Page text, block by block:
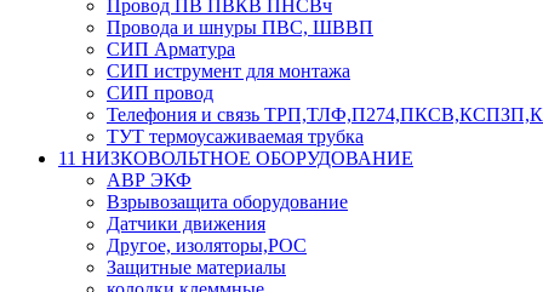
Провод ПВ ПВКВ ПНСВч
Провода и шнуры ПВС, ШВВП
СИП Арматура
СИП иструмент для монтажа
СИП провод
Телефония и связь
ТУТ термоусаживаемая трубка
11 НИЗКОВОЛЬТНОЕ ОБОРУДОВАНИЕ
АВР ЭКФ
Взрывозащита оборудование
Датчики движения
Другое, изоляторы,РОС
Защитные материалы